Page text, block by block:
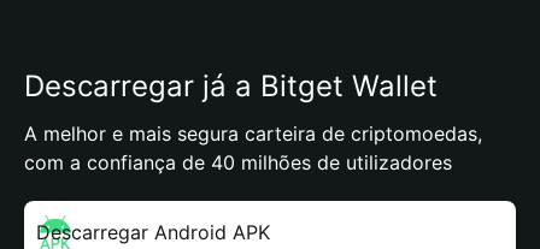
Descarregar já a Bitget Wallet
A melhor e mais segura carteira de criptomoedas,
com a confiança de 40 milhões de utilizadores
Descarregar Android APK